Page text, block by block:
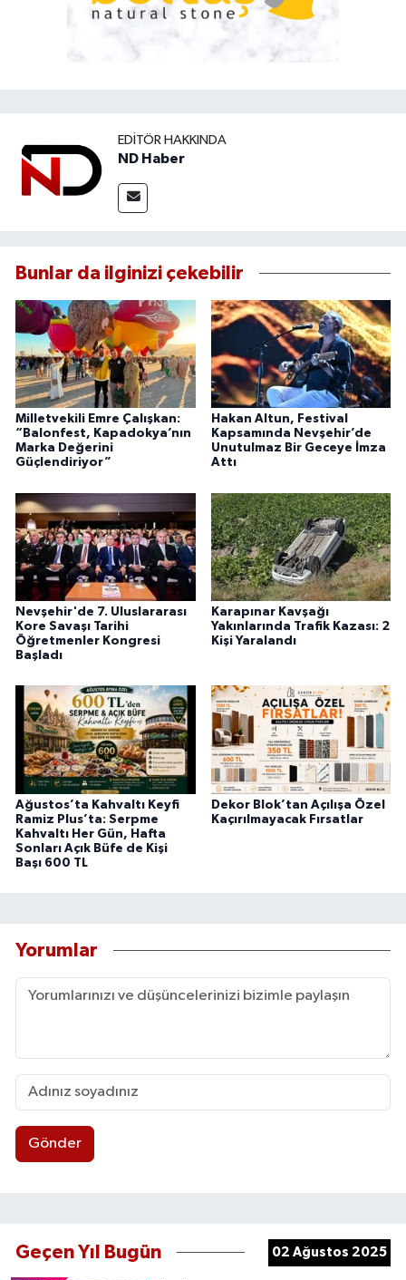
EDITÖR HAKKINDA
ND Haber
Bunlar da ilginizi çekebilir
Milletvekili Emre Çalışkan:
“Balonfest, Kapadokya’nın
Marka Değerini
Güçlendiriyor”
Hakan Altun, Festival
Kapsamında Nevşehir’de
Unutulmaz Bir Geceye İmza
Attı
Nevşehir'de 7. Uluslararası
Kore Savaşı Tarihi
Öğretmenler Kongresi
Başladı
Karapınar Kavşağı
Yakınlarında Trafik Kazası: 2
Kişi Yaralandı
Ağustos’ta Kahvaltı Keyfi
Ramiz Plus’ta: Serpme
Kahvaltı Her Gün, Hafta
Sonları Açık Büfe de Kişi
Başı 600 TL
Dekor Blok’tan Açılışa Özel
Kaçırılmayacak Fırsatlar
Yorumlar
Gönder
Geçen Yıl Bugün 02 Ağustos 2025